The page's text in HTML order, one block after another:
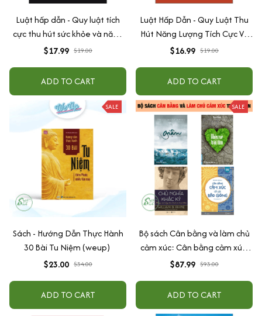
Luật hấp dẫn - Quy luật tích
cực thu hút sức khỏe và năng
lượng tự chữa lành
$17.99 $19.00
ADD TO CART
Luật Hấp Dẫn - Quy Luật Thu
Hút Năng Lượng Tích Cực Và
May Mắn Trong Cuộc Sống
$16.99 $19.00
ADD TO CART
SALE
Sách - Hướng Dẫn Thực Hành
30 Bài Tu Niệm (weup)
$23.00 $34.00
ADD TO CART
SALE
Bộ sách Cân bằng và làm chủ
cảm xúc: Cân bằng cảm xúc,
cả lúc bão giông + Giận + Hiểu
Kỷ
$87.99 $93.00
ADD TO CART